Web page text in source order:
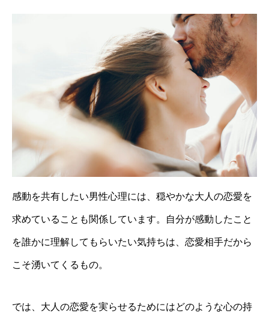
感動を共有したい男性心理には、穏やかな大人の恋愛を
求めていることも関係しています。自分が感動したこと
を誰かに理解してもらいたい気持ちは、恋愛相手だから
こそ湧いてくるもの。
では、大人の恋愛を実らせるためにはどのような心の持